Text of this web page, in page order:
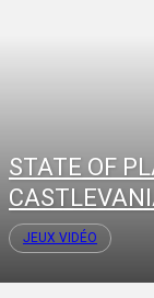
STATE OF
JEUX VIDÉO